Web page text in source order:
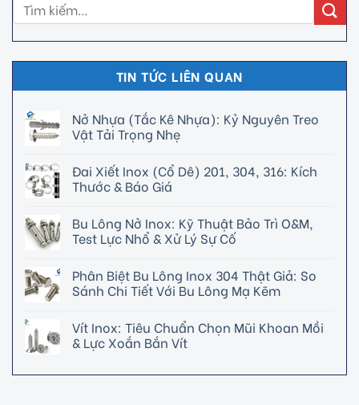
TIN TỨC LIÊN QUAN
Nở Nhựa (Tắc Kê Nhựa): Kỷ Nguyên Treo
Vật Tải Trọng Nhẹ
Đai Xiết Inox (Cổ Dê) 201, 304, 316: Kích
Thước & Báo Giá
Bu Lông Nở Inox: Kỹ Thuật Bảo Trì O&M,
Test Lực Nhổ & Xử Lý Sự Cố
Phân Biệt Bu Lông Inox 304 Thật Giả: So
Sánh Chi Tiết Với Bu Lông Mạ Kẽm
Vít Inox: Tiêu Chuẩn Chọn Mũi Khoan Mồi
& Lực Xoắn Bắn Vít